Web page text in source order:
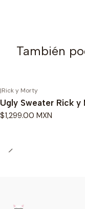
También
|Rick y Morty
Ugly Sweater Rick y
$1,299.00 MXN